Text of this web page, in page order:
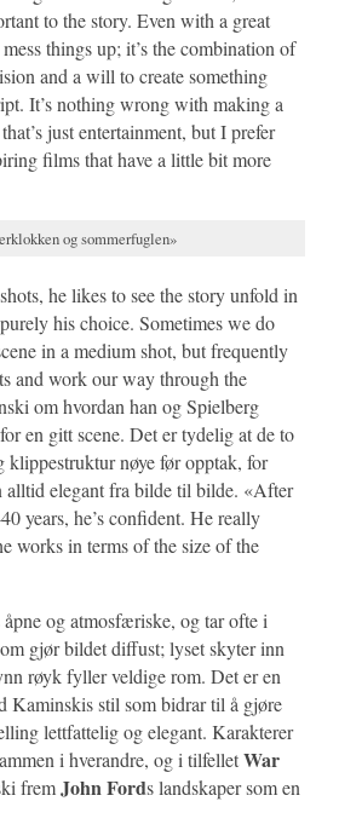
to the story. Even with a great
things up; it’s the combination of
and a will to create something
It’s nothing wrong with making a
just entertainment, but I prefer
films that have a little bit more
og sommerfuglen»
he likes to see the story unfold in
his choice. Sometimes we do
in a medium shot, but frequently
and work our way through the
om hvordan han og Spielberg
en gitt scene. Det er tydelig at de to
klippestruktur nøye før opptak, for
alltid elegant fra bilde til bilde. «After
years, he’s confident. He really
works in terms of the size of the
og atmosfæriske, og tar ofte i
gjørbildet diffust; lyset skyter inn
røyk fyller veldige rom. Det er en
Kaminskis stil som bidrar til å gjøre
lettfattelig og elegant. Karakterer
i hverandre, og i tilfelletWar
fremJohn Fords landskaper som en